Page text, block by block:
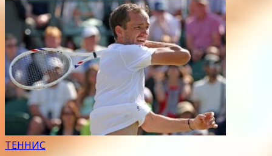
ТЕННИС